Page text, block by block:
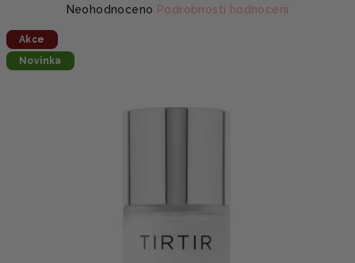
Průměrné
je
0,0
Neohodnoceno Podrobnosti hodnocení
Akce
Novinka